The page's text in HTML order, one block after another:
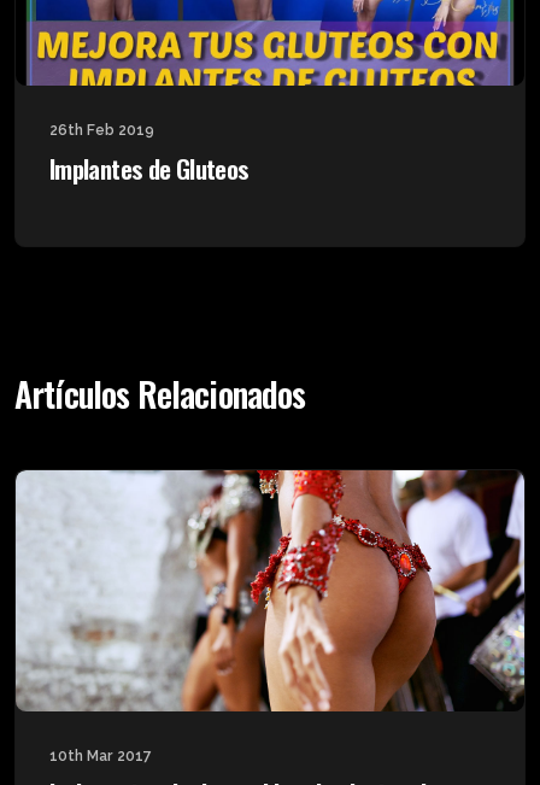
26th Feb 2019
Implantes de Gluteos
Artículos Relacionados
10th Mar 2017